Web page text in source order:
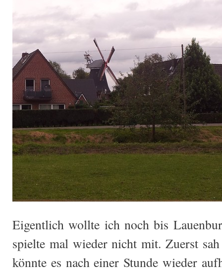
Eigentlich wollte ich noch bis
spielte mal wieder nicht mit. Zuerst
könnte es nach einer Stunde wieder